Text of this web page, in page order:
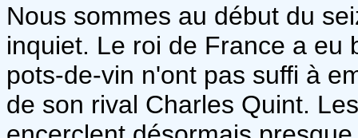
Nous sommes au début du
inquiet. Le roi de France a eu
pots-de-vin n'ont pas suffi à
de son rival Charles Quint.